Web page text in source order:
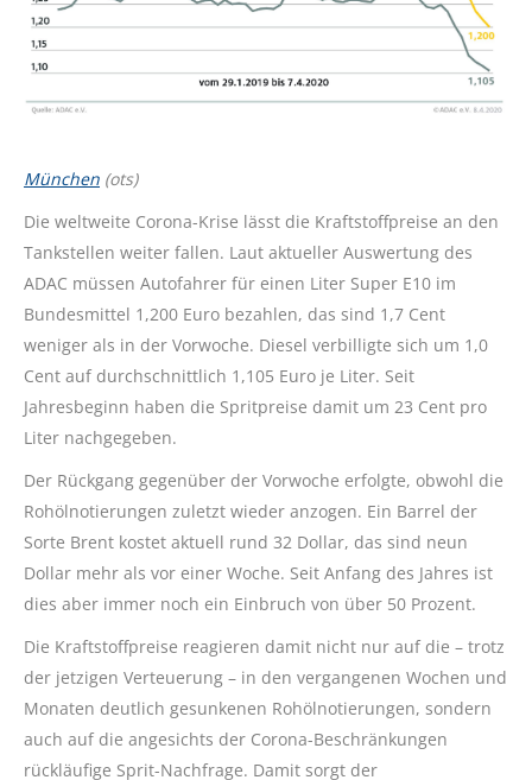
München (ots)
Die weltweite Corona-Krise lässt die Kraftstoffpreise an den
Tankstellen weiter fallen. Laut aktueller Auswertung des
ADAC müssen Autofahrer für einen Liter Super E10 im
Bundesmittel 1,200 Euro bezahlen, das sind 1,7 Cent
weniger als in der Vorwoche. Diesel verbilligte sich um 1,0
Cent auf durchschnittlich 1,105 Euro je Liter. Seit
Jahresbeginn haben die Spritpreise damit um 23 Cent pro
Liter nachgegeben.
Der Rückgang gegenüber der Vorwoche erfolgte, obwohl die
Rohölnotierungen zuletzt wieder anzogen. Ein Barrel der
Sorte Brent kostet aktuell rund 32 Dollar, das sind neun
Dollar mehr als vor einer Woche. Seit Anfang des Jahres ist
dies aber immer noch ein Einbruch von über 50 Prozent.
Die Kraftstoffpreise reagieren damit nicht nur auf die – trotz
der jetzigen Verteuerung – in den vergangenen Wochen und
Monaten deutlich gesunkenen Rohölnotierungen, sondern
auch auf die angesichts der Corona-Beschränkungen
rückläufige Sprit-Nachfrage. Damit sorgt der